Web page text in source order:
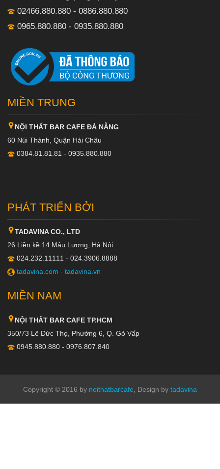
02466.880.880 - 0886.880.880
0965.880.880 - 0935.880.880
MIỀN TRUNG
NỘI THẤT BAR CAFE ĐÀ NẴNG
60 Núi Thành, Quận Hải Châu
0384.81.81.81 - 0935.880.880
PHÁT TRIỂN BỞI
TADAVINA CO., LTD
26 Liền kề 14 Mậu Lương, Hà Nội
024.232.11111 - 024.3906.8888
tadavina.com - tadavina.vn
MIỀN NAM
NỘI THẤT BAR CAFE TP.HCM
350/73 Lê Đức Thọ, Phường 6, Q. Gò Vấp
0945.880.880 - 0976.807.840
Copyright © 2016 by noithatbarcafe , Design by tadavina